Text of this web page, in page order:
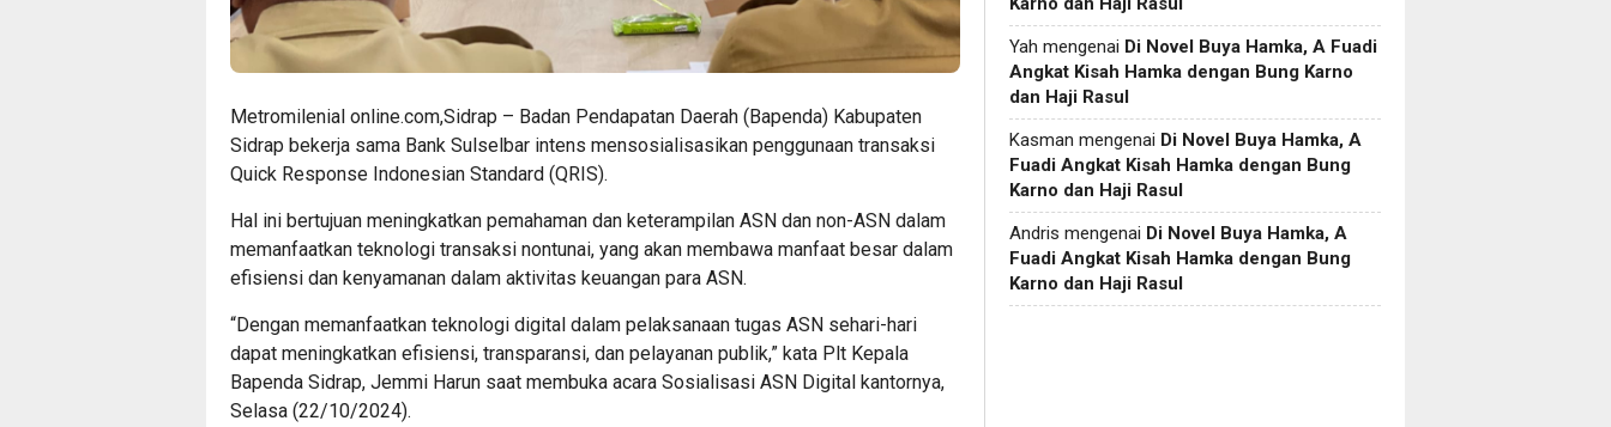
Metromilenial online.com,Sidrap – Badan Pendapatan Daerah (Bapenda) Kabupaten
Sidrap bekerja sama Bank Sulselbar intens mensosialisasikan penggunaan transaksi
Quick Response Indonesian Standard (QRIS).
Hal ini bertujuan meningkatkan pemahaman dan keterampilan ASN dan non-ASN dalam
memanfaatkan teknologi transaksi nontunai, yang akan membawa manfaat besar dalam
efisiensi dan kenyamanan dalam aktivitas keuangan para ASN.
“Dengan memanfaatkan teknologi digital dalam pelaksanaan tugas ASN sehari-hari
dapat meningkatkan efisiensi, transparansi, dan pelayanan publik,” kata Plt Kepala
Bapenda Sidrap, Jemmi Harun saat membuka acara Sosialisasi ASN Digital kantornya,
Selasa (22/10/2024).
Yah mengenai Di Novel Buya Hamka, A Fuadi
Angkat Kisah Hamka dengan Bung Karno
dan Haji Rasul
Kasman mengenai Di Novel Buya Hamka, A
Fuadi Angkat Kisah Hamka dengan Bung
Karno dan Haji Rasul
Andris mengenai Di Novel Buya Hamka, A
Fuadi Angkat Kisah Hamka dengan Bung
Karno dan Haji Rasul